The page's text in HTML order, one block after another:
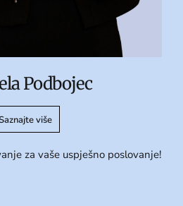
Podbojec
više
za vaše uspješno poslovanje!